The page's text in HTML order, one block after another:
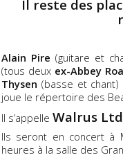
Il reste des
Alain Pire (guitare et
(tous deux ex-Abbey
Thysen (basse et
joue le répertoire des
Il s’appelle Walrus Ltd
Ils seront en concert à
heures à la salle des